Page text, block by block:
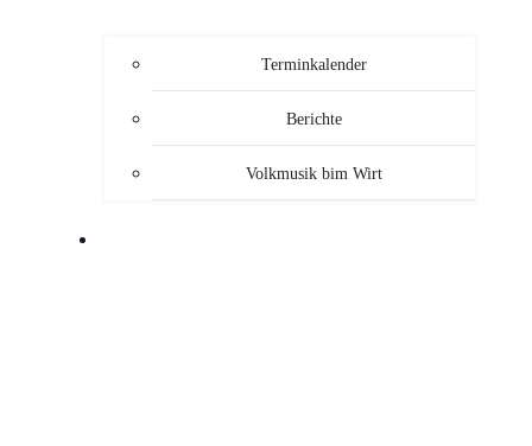
Terminkalender
Berichte
Volkmusik bim Wirt